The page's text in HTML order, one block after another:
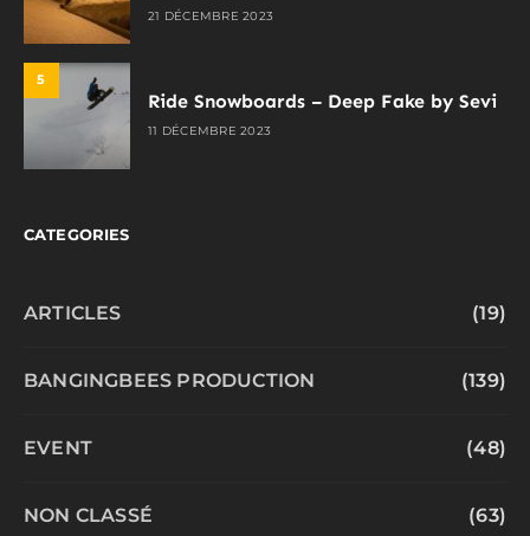
21 DÉCEMBRE 2023
5
Ride Snowboards – Deep Fake by Sevi
11 DÉCEMBRE 2023
CATEGORIES
ARTICLES (19)
BANGINGBEES PRODUCTION (139)
EVENT (48)
NON CLASSÉ (63)